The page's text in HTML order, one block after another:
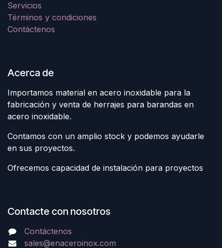
Servicios
Términos y condiciones
Contáctenos
Acerca de
Importamos material en acero inoxidable para la
fabricación y venta de herrajes para barandas en
acero inoxidable.
Contamos con un amplio stock y podemos ayudarle
en sus proyectos.
Ofrecemos capacidad de instalación para proyectos
Contacte con nosotros
Contáctenos
sales@enaceroinox.com